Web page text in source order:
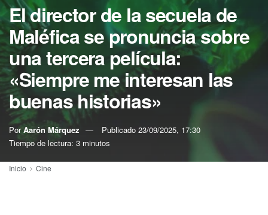
El director de la secuela de
Maléfica se pronuncia sobre
una tercera película:
«Siempre me interesan las
buenas historias»
Por Aarón Márquez Publicado 23/09/2025, 17:30
Tiempo de lectura: 3 minutos
Inicio Cine